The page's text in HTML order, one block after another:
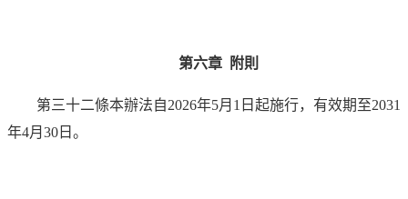
第六章 附則
第三十二條本辦法自2026年5月1日起施行，有效期至2031
年4月30日。